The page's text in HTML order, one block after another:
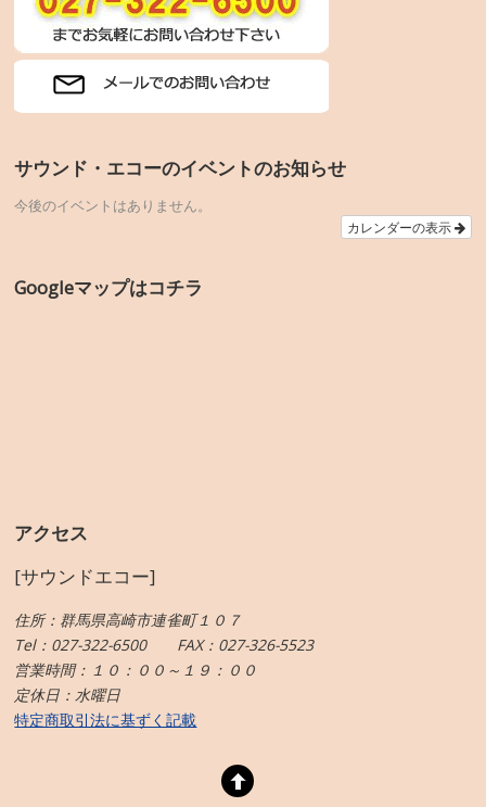
サウンド・エコーのイベントのお知らせ
今後のイベントはありません。
カレンダーの表示
Googleマップはコチラ
アクセス
[サウンドエコー]
住所：群馬県高崎市連雀町１０７
Tel：027-322-6500 FAX：027-326-5523
営業時間：１０：００～１９：００
定休日：水曜日
特定商取引法に基ずく記載